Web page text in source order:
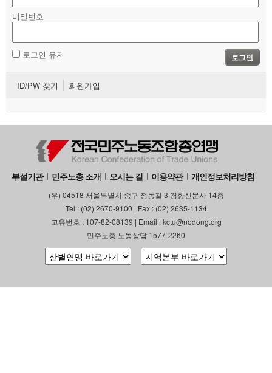
비밀번호
로그인 유지 로그인
ID/PW 찾기 회원가입
부설기관 민주노총 소개 오시는 길 이용약관 개인정보처리방침
(우) 04518 서울특별시 중구 정동길 3 경향신문사 14층
Tel : (02) 2670-9100 | Fax : (02) 2635-1134
고유번호 : 107-82-08139 | Email : kctu@nodong.org
민주노총 노동상담 1577-2260
자료
부설기관
업무